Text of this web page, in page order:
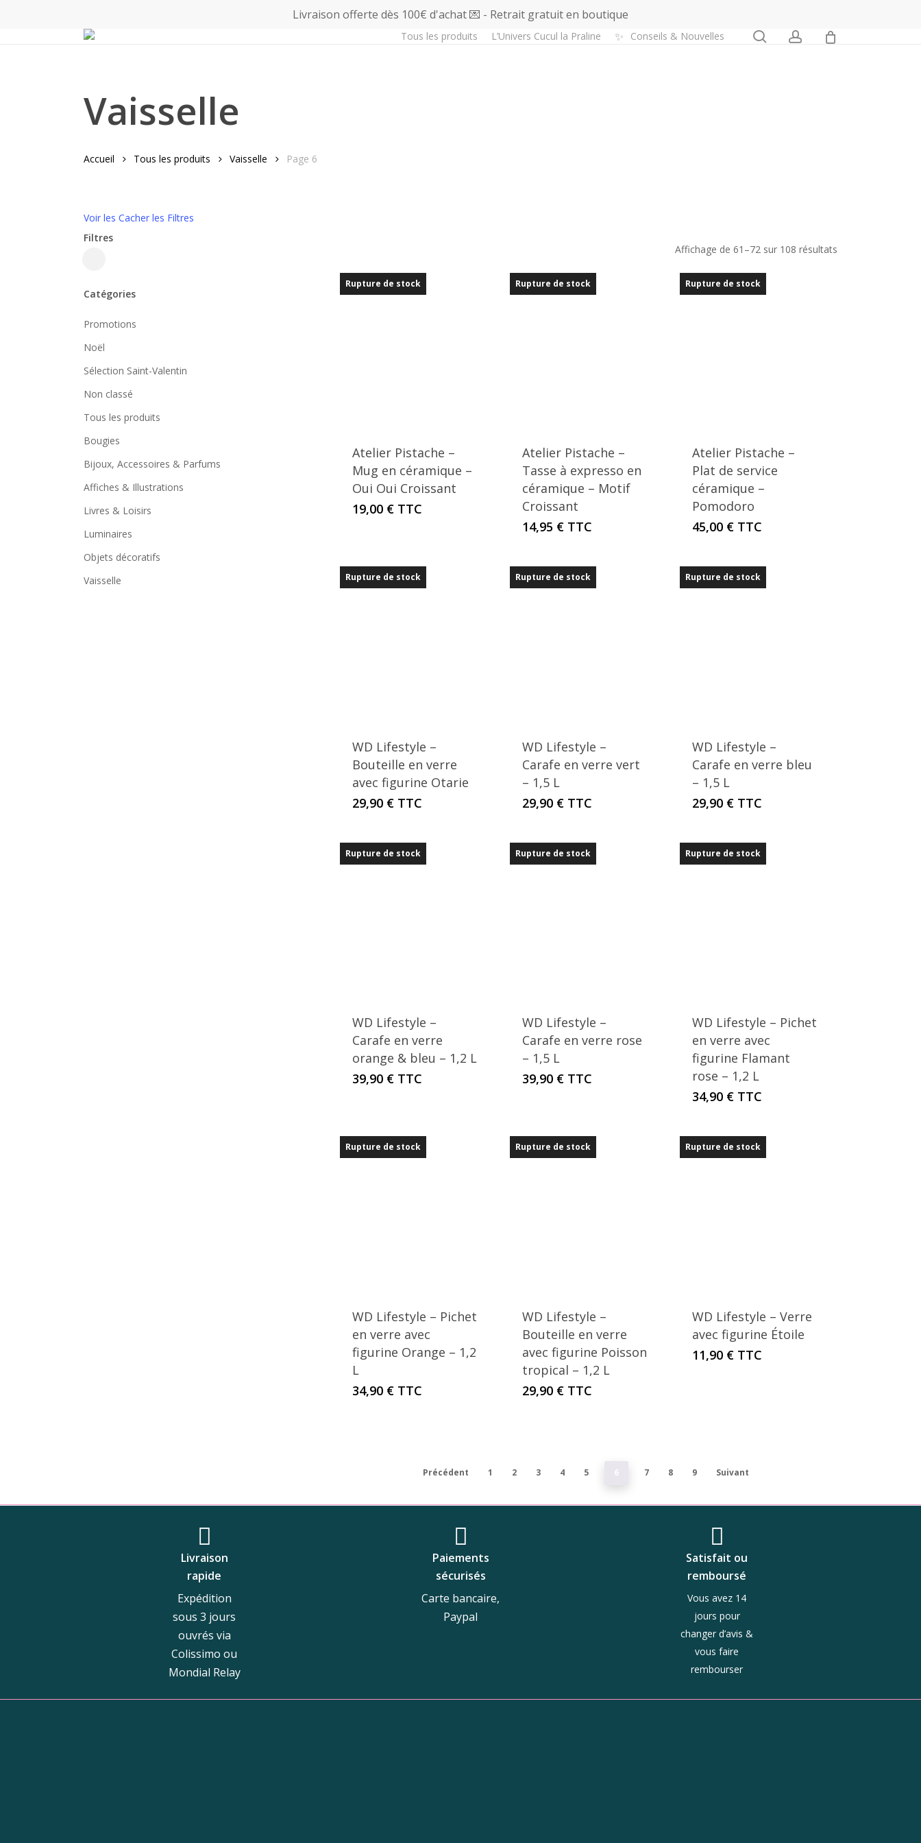
Livraison offerte dès 100€ d'achat 💌 - Retrait gratuit en boutique
Tous les produits L’Univers Cucul la Praline ✨ Conseils & Nouvelles search account
Vaisselle
Accueil Tous les produits Vaisselle Page 6
Voir les Cacher les Filtres
Affichage de 61–72 sur 108 résultats
Filtres
filtres
Catégories
Promotions
Noël
Sélection Saint-Valentin
Non classé
Tous les produits
Bougies
Bijoux, Accessoires & Parfums
Affiches & Illustrations
Livres & Loisirs
Luminaires
Objets décoratifs
Vaisselle
Rupture de stock
Atelier Pistache –
Mug en céramique –
Oui Oui Croissant
19,00 € TTC
Rupture de stock
Atelier Pistache –
Tasse à expresso en
céramique – Motif
Croissant
14,95 € TTC
Rupture de stock
Atelier Pistache –
Plat de service
céramique –
Pomodoro
45,00 € TTC
Rupture de stock
WD Lifestyle –
Bouteille en verre
avec figurine Otarie
29,90 € TTC
Rupture de stock
WD Lifestyle –
Carafe en verre vert
– 1,5 L
29,90 € TTC
Rupture de stock
WD Lifestyle –
Carafe en verre bleu
– 1,5 L
29,90 € TTC
Rupture de stock
WD Lifestyle –
Carafe en verre
orange & bleu – 1,2 L
39,90 € TTC
Rupture de stock
WD Lifestyle –
Carafe en verre rose
– 1,5 L
39,90 € TTC
Rupture de stock
WD Lifestyle – Pichet
en verre avec
figurine Flamant
rose – 1,2 L
34,90 € TTC
Rupture de stock
WD Lifestyle – Pichet
en verre avec
figurine Orange – 1,2
L
34,90 € TTC
Rupture de stock
WD Lifestyle –
Bouteille en verre
avec figurine Poisson
tropical – 1,2 L
29,90 € TTC
Rupture de stock
WD Lifestyle – Verre
avec figurine Étoile
11,90 € TTC
Précédent 1 2 3 4 5 6 7 8 9 Suivant
Livraison
rapide
Expédition
sous 3 jours
ouvrés via
Colissimo ou
Mondial Relay
Paiements
sécurisés
Carte bancaire,
Paypal
Satisfait ou
remboursé
Vous avez 14
jours pour
changer d’avis &
vous faire
rembourser